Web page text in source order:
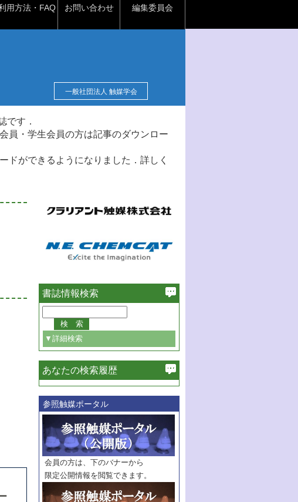
用方法・FAQ お問い合わせ 編集委員会
一般社団法人 触媒学会
です．
員・学生会員の方は記事のダウンロー
ドができるようになりました．詳しく
書誌情報検索
▼詳細検索
必ず含む
巻・号指定
巻
号
範囲指定
巻
号～
巻
号
触媒年鑑
年度
あなたの検索履歴
参照触媒ポータル
会員の方は、下のバナーから
限定公開情報を閲覧できます。